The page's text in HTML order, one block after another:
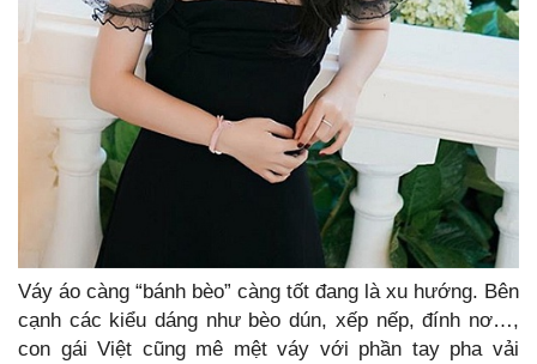
Váy áo càng “bánh bèo” càng tốt đang là xu hướng. Bên
cạnh các kiểu dáng như bèo dún, xếp nếp, đính nơ…,
con gái Việt cũng mê mệt váy với phần tay pha vải